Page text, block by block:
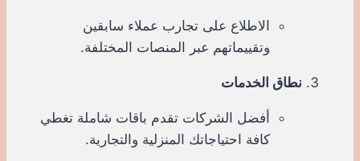
الاطلاع على تجارب عملاء سابقين
وتقييماتهم عبر المنصات المختلفة.
نطاق الخدمات
أفضل الشركات تقدم باقات شاملة تغطي
كافة احتياجاتك المنزلية والتجارية.